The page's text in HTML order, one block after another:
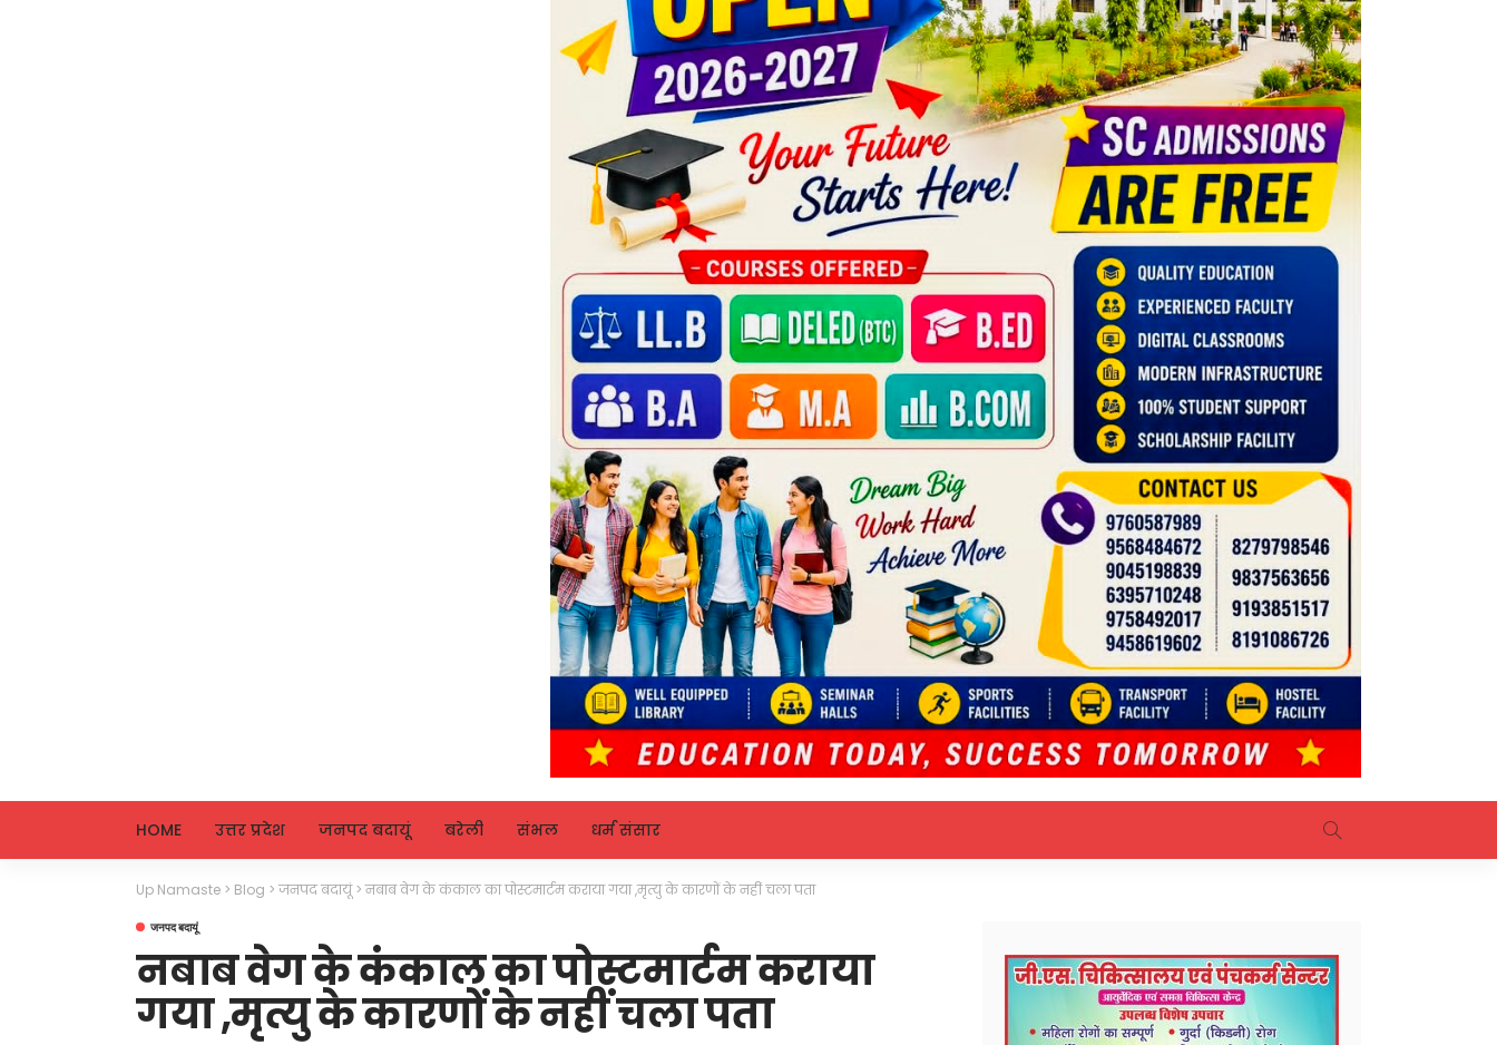
HOME उत्तर प्रदेश जनपद बदायूं बरेली संभल धर्म संसार
Up Namaste > Blog > जनपद बदायूं>नबाब वेग के कंकाल का पोस्टमार्टम कराया गया ,मृत्यु के कारणों के नहीं चला पता
जनपद बदायूं
नबाब वेग के कंकाल का पोस्टमार्टम कराया
गया ,मृत्यु के कारणों के नहीं चला पता